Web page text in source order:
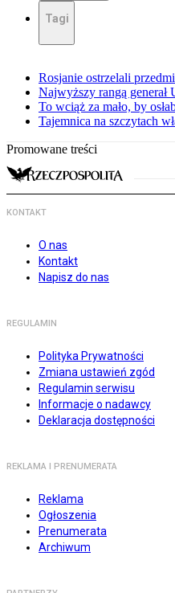
Tagi
Rosjanie ostrzelali
Najwyższy rangą
To wciąż za mało, by
Tajemnica na szczytach
Promowane treści
KONTAKT
O nas
Kontakt
Napisz do nas
REGULAMIN
Polityka Prywatności
Zmiana ustawień zgód
Regulamin serwisu
Informacje o nadawcy
Deklaracja dostępności
REKLAMA I PRENUMERATA
Reklama
Ogłoszenia
Prenumerata
Archiwum